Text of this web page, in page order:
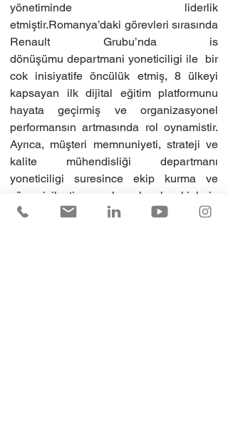
yönetiminde liderlik
etmiştir.Romanya’daki görevleri sırasında
Renault Grubu’nda is
dönüşümu departmani yoneticiligi ile  bir
cok inisiyatife öncülük etmiş, 8 ülkeyi
kapsayan ilk dijital eğitim platformunu
hayata geçirmiş ve organizasyonel
performansın artmasında rol oynamistir.
Ayrıca, müşteri memnuniyeti, strateji ve
kalite mühendisliği departmanı
yoneticiligi suresince ekip kurma ve
süreç iyileştirme çalışmalarıyla ekiplerin
büyümesine önemli katkılar